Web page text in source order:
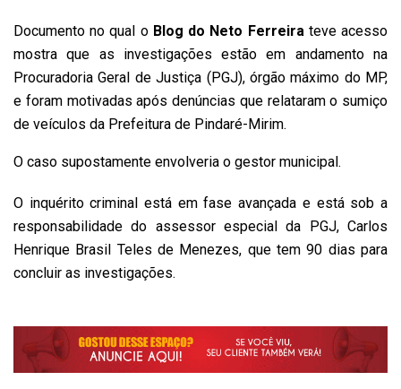
Documento no qual o Blog do Neto Ferreirateve acesso
mostra que as investigações estão em andamento na
Procuradoria Geral de Justiça (PGJ), órgão máximo do MP,
e foram motivadas após denúncias que relataram o sumiço
de veículos da Prefeitura de Pindaré-Mirim.
O caso supostamente envolveria o gestor municipal.
O inquérito criminal está em fase avançada e está sob a
responsabilidade do assessor especial da PGJ, Carlos
Henrique Brasil Teles de Menezes, que tem 90 dias para
concluir as investigações.